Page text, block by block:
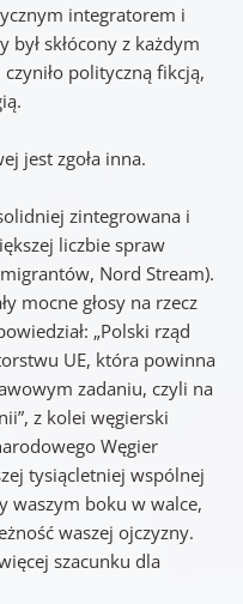
integratorem i
skłócony z każdym
polityczną fikcją,
jest zgoła inna.
zintegrowana i
liczbie spraw
Nord Stream).
mocne głosy na rzecz
„Polski rząd
UE, która powinna
zadaniu, czyli na
z kolei węgierski
Węgier
tysiącletniej wspólnej
waszym boku w walce,
waszej ojczyzny.
szacunku dla